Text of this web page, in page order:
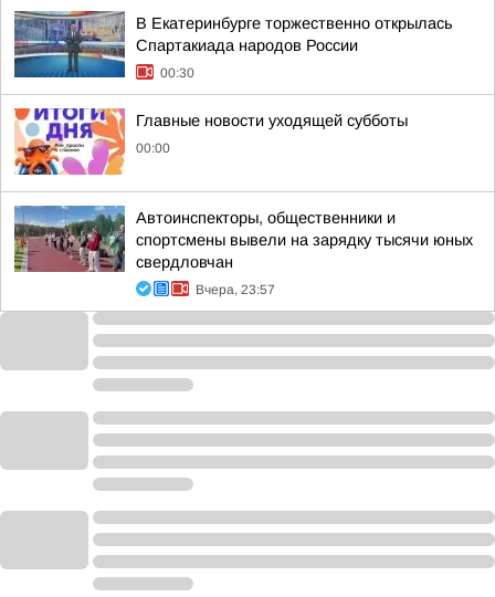
В Екатеринбурге торжественно открылась
Спартакиада народов России
00:30
Главные новости уходящей субботы
00:00
Автоинспекторы, общественники и
спортсмены вывели на зарядку тысячи юных
свердловчан
Вчера, 23:57